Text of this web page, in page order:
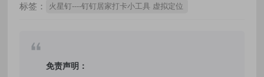
标签： 火星钉----钉钉居家打卡小工具 虚拟定位
免责声明：